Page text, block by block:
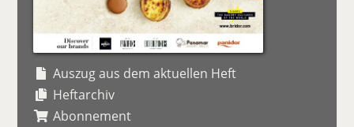
Auszug aus dem aktuellen Heft
Heftarchiv
Abonnement